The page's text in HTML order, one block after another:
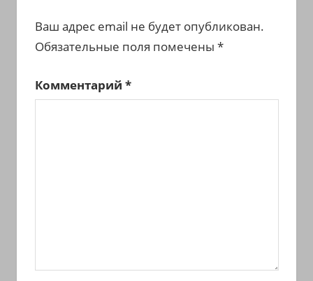
Ваш адрес email не будет опубликован.
Обязательные поля помечены *
Комментарий *